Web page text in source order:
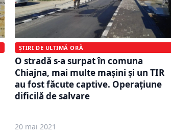
ȘTIRI DE ULTIMĂ ORĂ
O stradă s-a surpat în comuna
Chiajna, mai multe mașini și un TIR
au fost făcute captive. Operațiune
dificilă de salvare
20 mai 2021